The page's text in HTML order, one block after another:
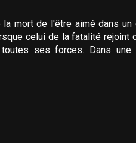
mort de l'être aimé dans
celui de la fatalité rejoint
ses forces. Dans une